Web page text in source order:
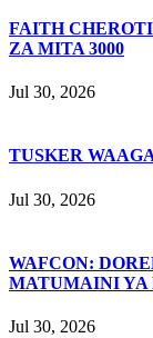
FAITH
ZA MITA 3000
Jul 30, 2026
TUSKER
Jul 30, 2026
WAFCON:
MATUMAINI YA
Jul 30, 2026